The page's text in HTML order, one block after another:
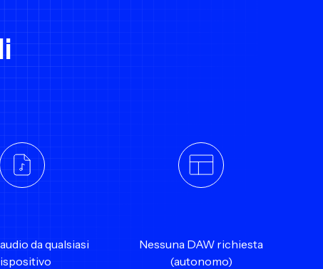
da qualsiasi
Nessuna DAW richiesta
(autonomo)